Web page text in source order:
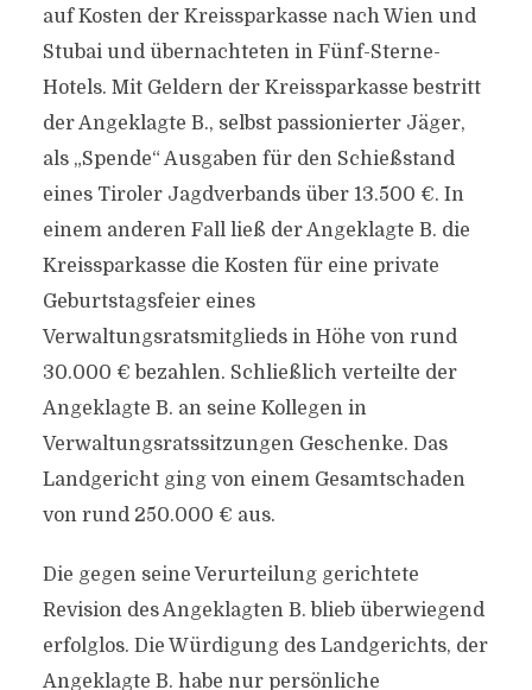
auf Kosten der Kreissparkasse nach Wien und
Stubai und übernachteten in Fünf-Sterne-
Hotels. Mit Geldern der Kreissparkasse bestritt
der Angeklagte B., selbst passionierter Jäger,
als „Spende“ Ausgaben für den Schießstand
eines Tiroler Jagdverbands über 13.500 €. In
einem anderen Fall ließ der Angeklagte B. die
Kreissparkasse die Kosten für eine private
Geburtstagsfeier eines
Verwaltungsratsmitglieds in Höhe von rund
30.000 € bezahlen. Schließlich verteilte der
Angeklagte B. an seine Kollegen in
Verwaltungsratssitzungen Geschenke. Das
Landgericht ging von einem Gesamtschaden
von rund 250.000 € aus.
Die gegen seine Verurteilung gerichtete
Revision des Angeklagten B. blieb überwiegend
erfolglos. Die Würdigung des Landgerichts, der
Angeklagte B. habe nur persönliche